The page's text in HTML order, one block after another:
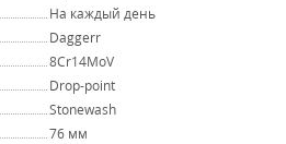
На каждый день
Daggerr
8Cr14MoV
Drop-point
Stonewash
76 мм